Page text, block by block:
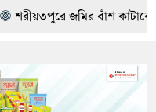
জমির বাঁশ কাটাকে